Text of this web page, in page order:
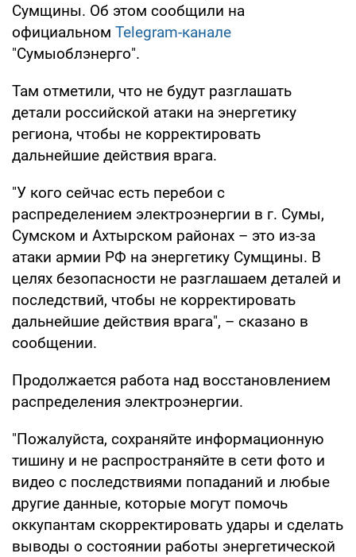
Сумщины. Об этом сообщили на
официальном Telegram-канале
"Сумыоблэнерго".
Там отметили, что не будут разглашать
детали российской атаки на энергетику
региона, чтобы не корректировать
дальнейшие действия врага.
"У кого сейчас есть перебои с
распределением электроэнергии в г. Сумы,
Сумском и Ахтырском районах – это из-за
атаки армии РФ на энергетику Сумщины. В
целях безопасности не разглашаем деталей и
последствий, чтобы не корректировать
дальнейшие действия врага", – сказано в
сообщении.
Продолжается работа над восстановлением
распределения электроэнергии.
"Пожалуйста, сохраняйте информационную
тишину и не распространяйте в сети фото и
видео с последствиями попаданий и любые
другие данные, которые могут помочь
оккупантам скорректировать удары и сделать
выводы о состоянии работы энергетической